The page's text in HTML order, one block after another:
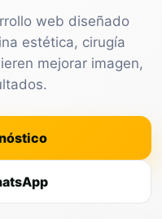
web diseñado
estética, cirugía
mejorar imagen,